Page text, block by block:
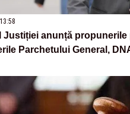
Justiției anunță propunerile
Parchetului General,